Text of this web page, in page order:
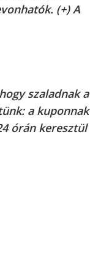
(+) A
szaladnak a
a kuponnak
órán keresztül